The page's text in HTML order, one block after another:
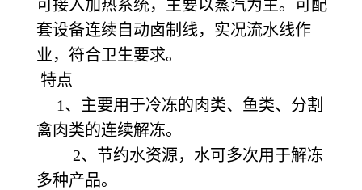
可接入加热系统，主要以蒸汽为主。可配
套设备连续自动卤制线，实况流水线作
业，符合卫生要求。
特点
1、主要用于冷冻的肉类、鱼类、分割
禽肉类的连续解冻。
2、节约水资源，水可多次用于解冻
多种产品。